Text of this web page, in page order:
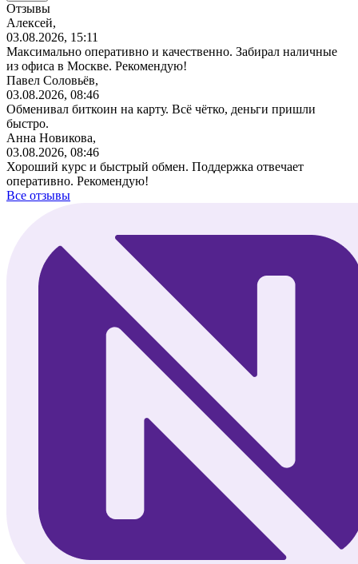
Отзывы
Алексей,
03.08.2026, 15:11
Максимально оперативно и качественно. Забирал наличные
из офиса в Москве. Рекомендую!
Павел Соловьёв,
03.08.2026, 08:46
Обменивал биткоин на карту. Всё чётко, деньги пришли
быстро.
Анна Новикова,
03.08.2026, 08:46
Хороший курс и быстрый обмен. Поддержка отвечает
оперативно. Рекомендую!
Все отзывы